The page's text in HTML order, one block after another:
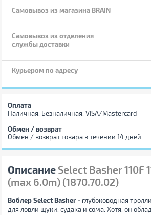
Самовывоз из магазина BRAIN
Самовывоз из отделения
службы доставки
Курьером по адресу
Оплата
Наличная, Безналичная, VISA/Mastercard
Обмен / возврат
Обмен / возврат товара в течении 14 дней
Описание Select Basher 110F
(max 6.0m) (1870.70.02)
Воблер Select Basher -глубоководная
для ловли щуки, судака и сома. Хотя, он